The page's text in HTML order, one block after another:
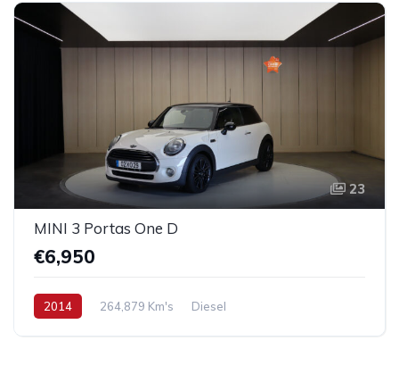
23
MINI 3 Portas One D
€6,950
2014 264,879 Km's Diesel